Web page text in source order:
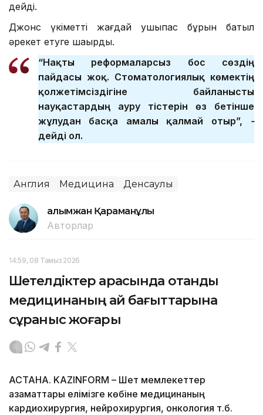
дейді.
Джонс үкіметті жағдай ушықпас бұрын батыл
әрекет етуге шақырды.
“Нақты реформаларсыз бос сөздің
пайдасы жоқ. Стоматологиялық көмектің
қолжетімсіздігіне байланысты
науқастардың ауру тістерін өз бетінше
жұлудан басқа амалы қалмай отыр”, -
дейді ол.
Англия Медицина Денсаулық
Ғалымжан Қараманұлы
Авторлар
14:59, 08 Тамыз 2026
Шетелдіктер арасында отандық
медицинаның қай бағыттарына
сұраныс жоғары
АСТАНА. KAZINFORM – Шет мемлекеттер
азаматтары елімізге көбіне медицинаның
кардиохирургия, нейрохирургия, онкология т.б.